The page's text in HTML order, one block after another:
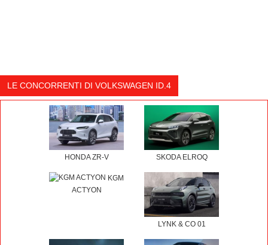
LE CONCORRENTI DI VOLKSWAGEN ID.4
HONDA ZR-V SKODA ELROQ
KGM
ACTYON
LYNK & CO 01